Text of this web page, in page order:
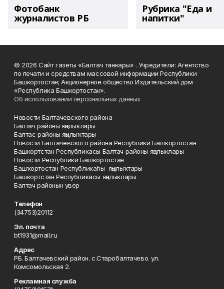
Фотобанк
журналистов РБ
Рубрика "Еда и
напитки"
© 2026 Сайт газеты «Балтач таннары» . Учредители: Агентство
по печати и средствам массовой информации Республики
Башкортостан; Акционерное общество Издательский дом
«Республика Башкортостан».
Об использовании персональных данных
Новости Балтачевского района
Балтач районы яңалыклары
Балтас районы яңылыҡтары
Новости Балтачевского района Республики Башкортостан
Башкортстан Республикасы Балтач районы яңалыклары
Новости Республики Башкортостан
Башҡортостан Республикаһы яңылыҡтары
Башкортстан Республикасы яңалыклары
Балтач районын увер
Телефон
(34753)20112
Эл. почта
bt1931@mail.ru
Адрес
РБ. Балтачевский район. с.Старобалтачево. ул.
Комсомольская 2.
Рекламная служба